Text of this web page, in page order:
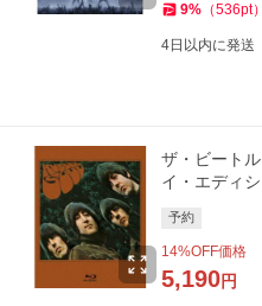
9% （536pt）
4日以内に発送
ザ・ビート
イ・エディ
予約
14%OFF価格
5,190円